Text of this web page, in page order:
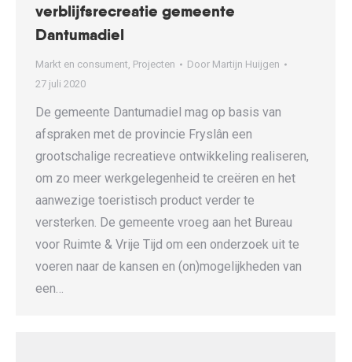
verblijfsrecreatie gemeente
Dantumadiel
Markt en consument, Projecten Door Martijn Huijgen
27 juli 2020
De gemeente Dantumadiel mag op basis van
afspraken met de provincie Fryslân een
grootschalige recreatieve ontwikkeling realiseren,
om zo meer werkgelegenheid te creëren en het
aanwezige toeristisch product verder te
versterken. De gemeente vroeg aan het Bureau
voor Ruimte & Vrije Tijd om een onderzoek uit te
voeren naar de kansen en (on)mogelijkheden van
een…